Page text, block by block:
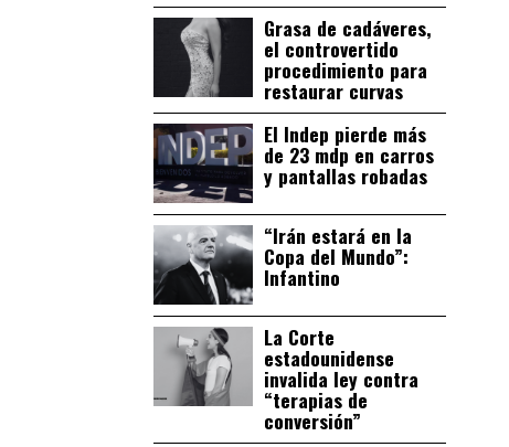
Grasa de cadáveres,
el controvertido
procedimiento para
restaurar curvas
El Indep pierde más
de 23 mdp en carros
y pantallas robadas
“Irán estará en la
Copa del Mundo”:
Infantino
La Corte
estadounidense
invalida ley contra
“terapias de
conversión”